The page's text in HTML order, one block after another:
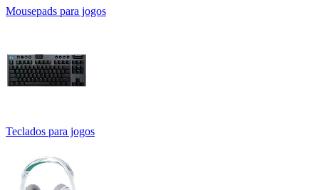
Mousepads para jogos
Teclados para jogos